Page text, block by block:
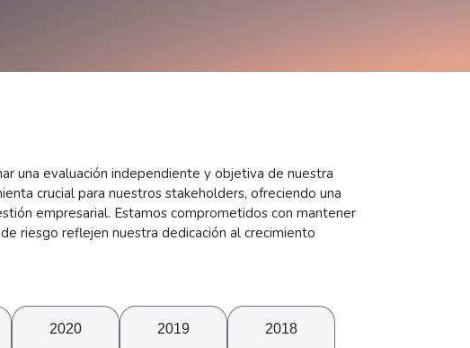
una evaluación independiente y objetiva de nuestra
crucial para nuestros stakeholders, ofreciendo una
empresarial. Estamos comprometidos con mantener
riesgo reflejen nuestra dedicación al crecimiento
2020 2019 2018